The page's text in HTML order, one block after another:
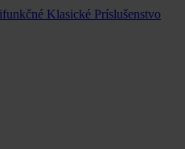
Klasické Príslušenstvo